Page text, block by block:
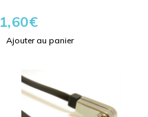
1,60€
Ajouter au panier